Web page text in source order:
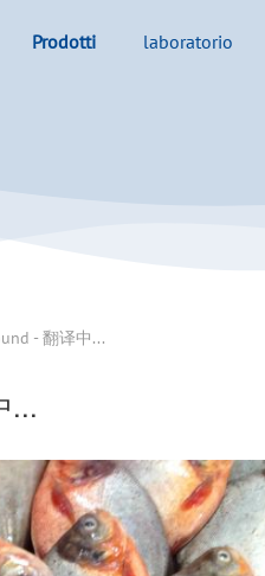
Prodotti laboratorio
- 翻译中...
...